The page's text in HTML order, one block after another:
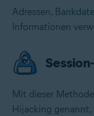
Adressen,
Informationen
Mit dieser
Hijacking genannt,